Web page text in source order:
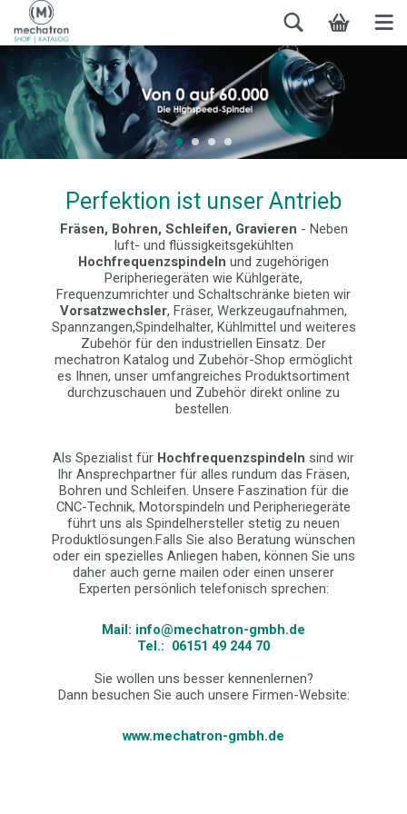
Perfektion ist unser Antrieb
Fräsen, Bohren, Schleifen, Gravieren - Neben
luft- und flüssigkeitsgekühlten
Hochfrequenzspindeln und zugehörigen
Peripheriegeräten wie Kühlgeräte,
Frequenzumrichter und Schaltschränke bieten wir
Vorsatzwechsler, Fräser, Werkzeugaufnahmen,
Spannzangen,Spindelhalter, Kühlmittel und weiteres
Zubehör für den industriellen Einsatz. Der
mechatron Katalog und Zubehör-Shop ermöglicht
es Ihnen, unser umfangreiches Produktsortiment
durchzuschauen und Zubehör direkt online zu
bestellen.
Als Spezialist für Hochfrequenzspindeln sind wir
Ihr Ansprechpartner für alles rundum das Fräsen,
Bohren und Schleifen. Unsere Faszination für die
CNC-Technik, Motorspindeln und Peripheriegeräte
führt uns als Spindelhersteller stetig zu neuen
Produktlösungen.Falls Sie also Beratung wünschen
oder ein spezielles Anliegen haben, können Sie uns
daher auch gerne mailen oder einen unserer
Experten persönlich telefonisch sprechen:
Mail: info@mechatron-gmbh.de
Tel.: 06151 49 244 70
Sie wollen uns besser kennenlernen?
Dann besuchen Sie auch unsere Firmen-Website:
www.mechatron-gmbh.de